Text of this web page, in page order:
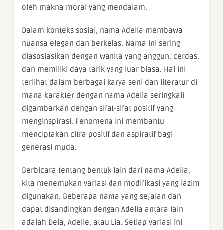
oleh makna moral yang mendalam.
Dalam konteks sosial, nama Adelia membawa
nuansa elegan dan berkelas. Nama ini sering
diasosiasikan dengan wanita yang anggun, cerdas,
dan memiliki daya tarik yang luar biasa. Hal ini
terlihat dalam berbagai karya seni dan literatur di
mana karakter dengan nama Adelia seringkali
digambarkan dengan sifat-sifat positif yang
menginspirasi. Fenomena ini membantu
menciptakan citra positif dan aspiratif bagi
generasi muda.
Berbicara tentang bentuk lain dari nama Adelia,
kita menemukan variasi dan modifikasi yang lazim
digunakan. Beberapa nama yang sejalan dan
dapat disandingkan dengan Adelia antara lain
adalah Dela, Adelle, atau Lia. Setiap variasi ini